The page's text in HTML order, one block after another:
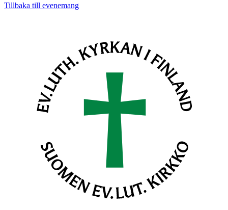
Tillbaka till evenemang